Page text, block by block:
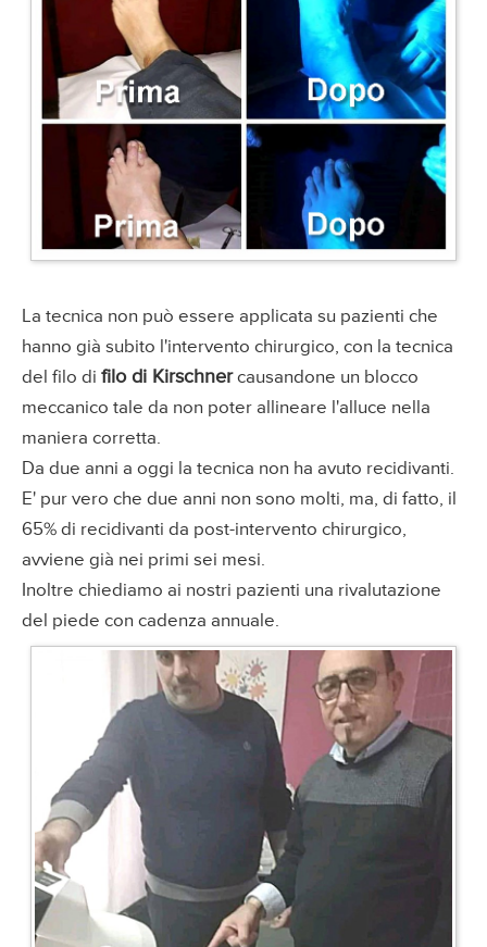
La tecnica non può essere applicata su pazienti che
hanno già subito l'intervento chirurgico, con la tecnica
del filo di filo di Kirschnercausandone un blocco
meccanico tale da non poter allineare l'alluce nella
maniera corretta.
Da due anni a oggi la tecnica non ha avuto recidivanti.
E' pur vero che due anni non sono molti, ma, di fatto, il
65% di recidivanti da post-intervento chirurgico,
avviene già nei primi sei mesi.
Inoltre chiediamo ai nostri pazienti una rivalutazione
del piede con cadenza annuale.